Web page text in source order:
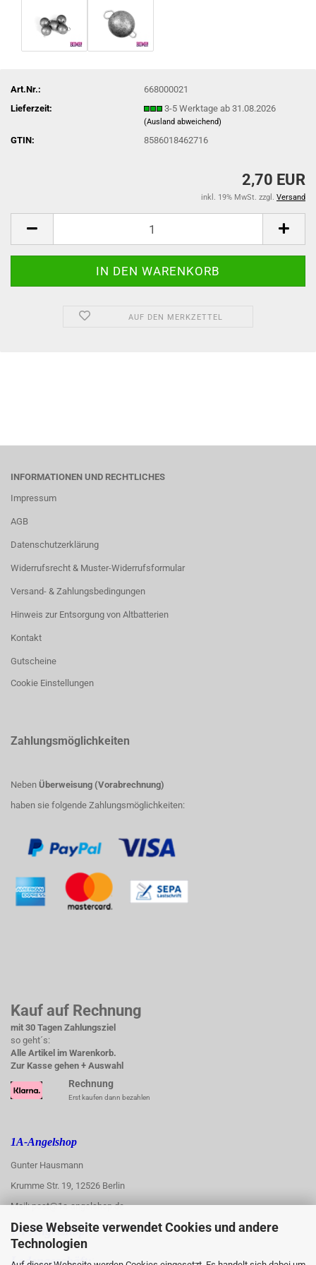
Diese Webseite verwendet Cookies und andere
Technologien
Art.Nr.:
668000021
Lieferzeit:
3-5 Werktage ab 31.08.2026
(Ausland abweichend)
GTIN: 8586018462716
2,70 EUR
inkl. 19% MwSt. zzgl. Versand
AUF DEN MERKZETTEL
INFORMATIONEN UND RECHTLICHES
Impressum
AGB
Datenschutzerklärung
Widerrufsrecht & Muster-Widerrufsformular
Versand- & Zahlungsbedingungen
Hinweis zur Entsorgung von Altbatterien
Kontakt
Gutscheine
Cookie Einstellungen
Zahlungsmöglichkeiten
Neben Überweisung (Vorabrechnung)
haben sie folgende Zahlungsmöglichkeiten:
Kauf auf Rechnung
mit 30 Tagen Zahlungsziel
so geht´s:
Alle Artikel im Warenkorb.
Zur Kasse gehen + Auswahl
Rechnung
Erst kaufen dann bezahlen
1A-Angelshop
Gunter Hausmann
Krumme Str. 19, 12526 Berlin
Mail: post@1a-angelshop.de
1A-Angelshop-
Ladengeschäft::